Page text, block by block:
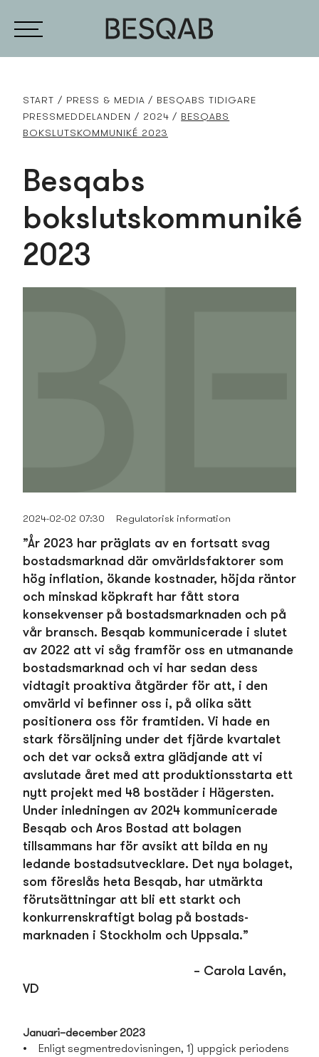
START PRESS­ & MEDIA
BESQABS TIDIGARE
PRESS­MEDDELANDEN
2024
BESQABS
BOKSLUTSKOMMUNIKÉ 2023
Besqabs
bokslutskommuniké
2023
2024-02-02 07:30 Regulatorisk information
”År 2023 har präglats av en fortsatt svag
bostads­marknad där omvärldsfaktorer som
hög inflation, ökande kostnader, höjda räntor
och minskad köpkraft har fått stora
konsekvenser på bostads­marknaden och på
vår bransch. Besqab kommunicerade i slutet
av 2022 att vi såg framför oss en utmanande
bostads­marknad och vi har sedan dess
vidtagit proaktiva åtgärder för att, i den
omvärld vi befinner oss i, på olika sätt
positionera oss för framtiden. Vi hade en
stark försäljning under det fjärde kvartalet
och det var också extra glädjande att vi
avslutade året med att produktionsstarta ett
nytt projekt med 48 bostäder i Hägersten.
Under inledningen av 2024 kommunicerade
Besqab och Aros Bostad att bolagen
tillsamman­s har för avsikt att bilda en ny
ledande bostads­utvecklare. Det nya bolaget,
som föreslås heta Besqab, har utmärkta
förutsättningar att bli ett starkt och
konkurrenskraftigt bolag på bostads­
marknaden i Stockholm och Uppsala.”
– Carola Lavén,
VD
Januari–december 2023
• Enligt segmentredovisningen, 1) uppgick periodens